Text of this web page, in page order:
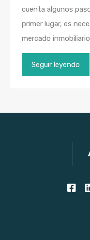
cuenta algunos
primer lugar, es
mercado
Seguir leyendo